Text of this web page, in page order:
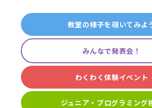
教室の様子を覗いてみよ
みんなで発表会！
わくわく体験イベント
ジュニア・プログラミング